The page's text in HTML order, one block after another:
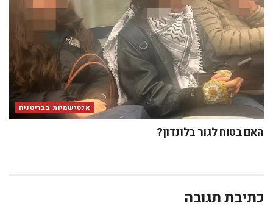
אנטישמיות בבריטניה
האם בטוח לגור בלונדון?
כתיבת תגובה